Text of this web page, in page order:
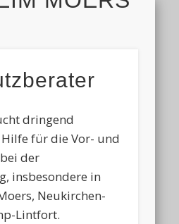
HOME
AKTUELL
TIERE
HELFEN& VEREIN
DANK!
& DATENSCHUTZ
FINDEFIX
dringend
für die Vor- und
der
insbesondere in
Neukirchen-
Lintfort.